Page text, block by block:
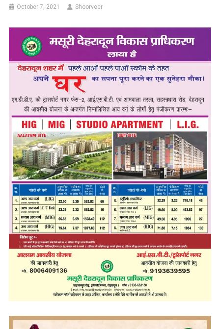
October 7, 2021 Shoorveer